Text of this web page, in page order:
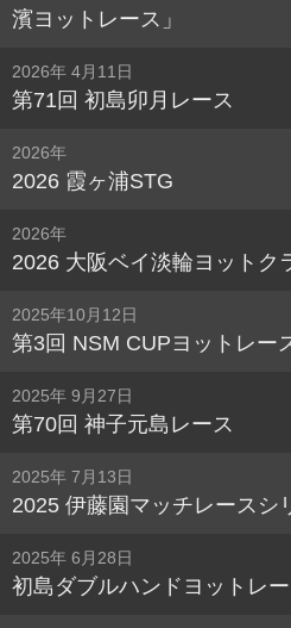
濱ヨットレース」
2026年 4月11日
第71回 初島卯月レース
2026年
2026 霞ヶ浦STG
2026年
2026 大阪ベイ淡輪ヨットク
2025年10月12日
第3回 NSM CUPヨットレー
2025年 9月27日
第70回 神子元島レース
2025年 7月13日
2025 伊藤園マッチレースシ
2025年 6月28日
初島ダブルハンドヨットレ